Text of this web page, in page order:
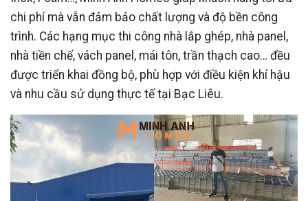
chi phí mà vẫn đảm bảo chất lượng và độ bền công
trình. Các hạng mục thi công nhà lắp ghép, nhà panel,
nhà tiền chế, vách panel, mái tôn, trần thạch cao… đều
được triển khai đồng bộ, phù hợp với điều kiện khí hậu
và nhu cầu sử dụng thực tế tại Bạc Liêu.